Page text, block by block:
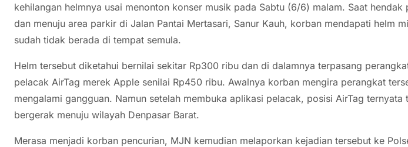
kehilangan helmnya usai menonton konser musik pada Sabtu (6/6) malam. Saat hendak
dan menuju area parkir di Jalan Pantai Mertasari, Sanur Kauh, korban mendapati helm
sudah tidak berada di tempat semula.
Helm tersebut diketahui bernilai sekitar Rp300 ribu dan di dalamnya terpasang
pelacak AirTag merek Apple senilai Rp450 ribu. Awalnya korban mengira perangkat
mengalami gangguan. Namun setelah membuka aplikasi pelacak, posisi AirTag ternyata
bergerak menuju wilayah Denpasar Barat.
Merasa menjadi korban pencurian, MJN kemudian melaporkan kejadian tersebut ke